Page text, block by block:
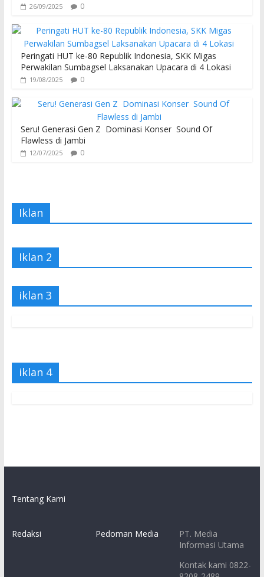
26/09/2025 0
Peringati HUT ke-80 Republik Indonesia, SKK Migas
Perwakilan Sumbagsel Laksanakan Upacara di 4 Lokasi
19/08/2025 0
Seru! Generasi Gen Z Dominasi Konser Sound Of
Flawless di Jambi
12/07/2025 0
Iklan
Iklan 2
iklan 3
iklan 4
Tentang Kami
Redaksi Pedoman Media
PT. Media
Informasi Utama
Kontak kami 0822-